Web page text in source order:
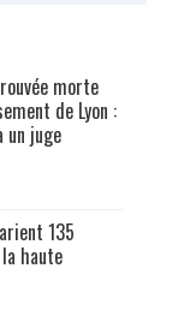
morte
de Lyon :
un juge
135
haute